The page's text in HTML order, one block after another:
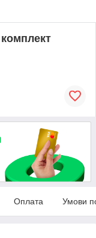
Оплата Умови